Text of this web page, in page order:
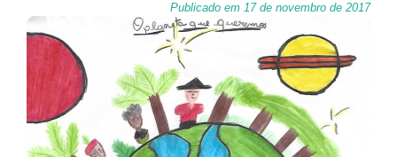
Publicado em 17 de novembro de 2017